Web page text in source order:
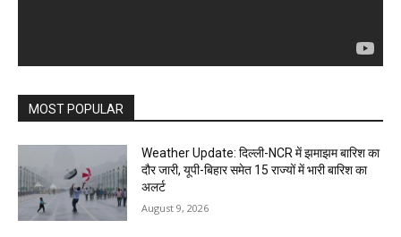
MOST POPULAR
Weather Update: दिल्ली-NCR में झमाझम बारिश का
दौर जारी, यूपी-बिहार समेत 15 राज्यों में भारी बारिश का
अलर्ट
August 9, 2026